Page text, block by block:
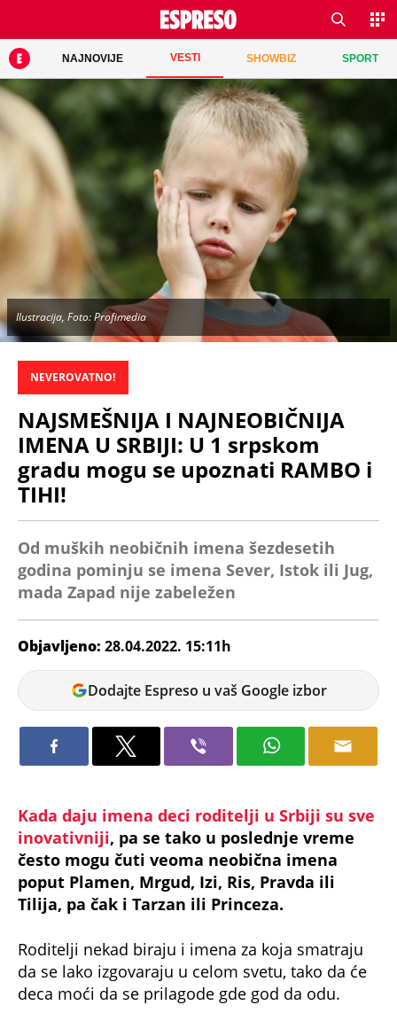
NAJNOVIJE VESTI SHOWBIZ SPORT
Ilustracija, Foto: Profimedia
NEVEROVATNO!
NAJSMEŠNIJA I NAJNEOBIČNIJA
IMENA U SRBIJI: U 1 srpskom
gradu mogu se upoznati RAMBO i
TIHI!
Od muških neobičnih imena šezdesetih
godina pominju se imena Sever, Istok ili Jug,
mada Zapad nije zabeležen
Objavljeno: 28.04.2022. 15:11h
Marina
Letic
Dodajte Espreso u vaš Google izbor
inovativniji, pa se tako u poslednje vreme
često mogu čuti veoma neobična imena
poput Plamen, Mrgud, Izi, Ris, Pravda ili
Tilija, pa čak i Tarzan ili Princeza.
da se lako izgovaraju u celom svetu, tako da će
deca moći da se prilagode gde god da odu.